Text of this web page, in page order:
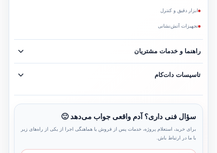
ابزار دقیق و کنترل
تجهیزات آتش‌نشانی
راهنما و خدمات مشتریان
تاسیسات دات‌کام
سؤال فنی داری؟ آدم واقعی جواب می‌دهد 🙂
برای خرید، استعلام پروژه، خدمات پس از فروش یا هماهنگی اجرا از یکی از راه‌های زیر
با ما در ارتباط باش.